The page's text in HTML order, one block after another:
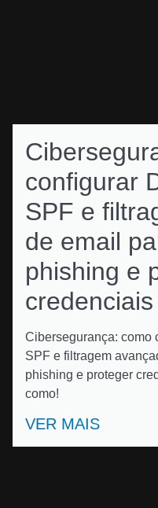
configurar
SPF e
de email
phishing e
Cibersegurança: como
SPF e filtragem
phishing e proteger
como!
VER MAIS